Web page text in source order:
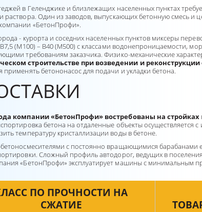
в Геленджике и близлежащих населенных пунктах
раствора. Один из заводов, выпускающих бетонную смесь и
«БетонПрофи».
- курорта и соседних населенных пунктов миксеры
(М100) – В40 (М500) с классами водонепроницаемости,
требованиям заказчика. Физико-механические
строительстве при возведении и
применять бетононасос для подачи и укладки бетона.
компании «БетонПрофи» востребованы на стройках
бетона на отдаленные объекты
температуру кристаллизации воды в бетоне.
с постоянно вращающимися барабанами
Сложный профиль автодорог, ведущих в
«БетонПрофи» эксплуатирует машины с минимальным
ПО ПРОЧНОСТИ НА
СЖАТИЕ